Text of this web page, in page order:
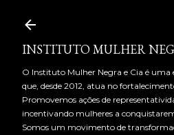
INSTITUTO MULHER
O Instituto Mulher Negra e Cia é uma
que, desde 2012, atua no
Promovemos ações de
incentivando mulheres a
Somos um movimento de